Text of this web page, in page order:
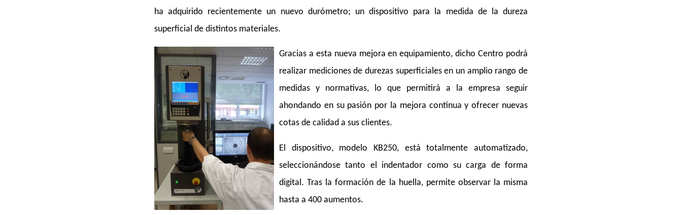
ha adquirido recientemente un nuevo durómetro; un dispositivo para la medida de la dureza
superficial de distintos materiales.
Gracias a esta nueva mejora en equipamiento, dicho Centro podrá
realizar mediciones de durezas superficiales en un amplio rango de
medidas y normativas, lo que permitirá a la empresa seguir
ahondando en su pasión por la mejora continua y ofrecer nuevas
cotas de calidad a sus clientes.
El dispositivo, modelo KB250, está totalmente automatizado,
seleccionándose tanto el indentador como su carga de forma
digital. Tras la formación de la huella, permite observar la misma
hasta a 400 aumentos.